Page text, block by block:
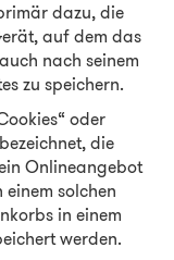
dazu, die
auf dem das
nach seinem
zu speichern.
oder
die
Onlineangebot
solchen
in einem
werden.